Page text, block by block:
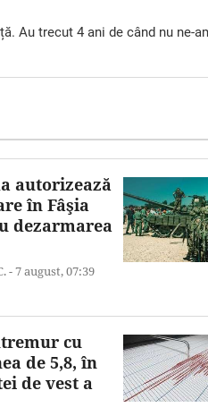
Au trecut 4 ani de când nu ne-
autorizează
în Fâşia
dezarmarea
-7 august,07:39
cu
de 5,8, în
de vest a